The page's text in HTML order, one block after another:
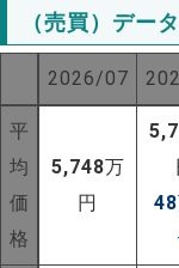
NEW!
（売買）データ
2026/07
平
均
価
格
5,748万
円
48